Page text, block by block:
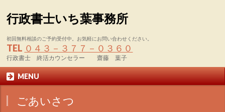
行政書士いち葉事務所
初回無料相談のご予約受付中。お気軽にお問い合わせください。
TEL ０４３－３７７－０３６０
行政書士 終活カウンセラー 齋藤 葉子
MENU
ごあいさつ